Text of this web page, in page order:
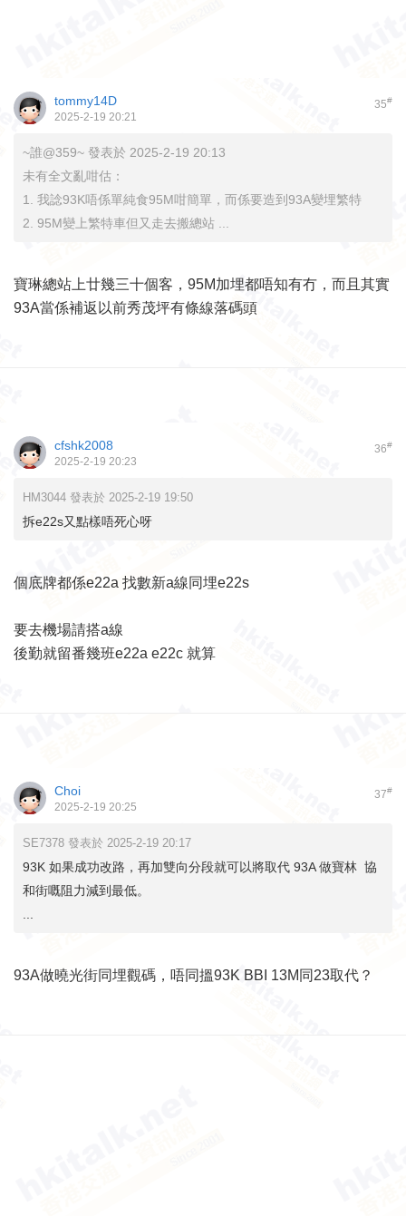
35#
tommy14D
2025-2-19 20:21
~誰@359~ 發表於 2025-2-19 20:13
未有全文亂咁估：
1. 我諗93K唔係單純食95M咁簡單，而係要造到93A變埋繁特
2. 95M變上繁特車但又走去搬總站 ...
寶琳總站上廿幾三十個客，95M加埋都唔知有冇，而且其實
93A當係補返以前秀茂坪有條線落碼頭
36#
cfshk2008
2025-2-19 20:23
HM3044 發表於 2025-2-19 19:50
拆e22s又點樣唔死心呀
個底牌都係e22a 找數新a線同埋e22s
要去機場請搭a線
後勤就留番幾班e22a e22c 就算
37#
Choi
2025-2-19 20:25
SE7378 發表於 2025-2-19 20:17
93K 如果成功改路，再加雙向分段就可以將取代 93A 做寶林 協
和街嘅阻力減到最低。
93A做曉光街同埋觀碼，唔同搵93K BBI 13M同23取代？